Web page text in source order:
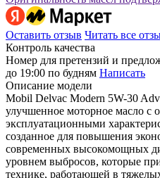
Оставить отзыв Читать все
Контроль качества
Номер для претензий и
до 19:00 по будням Написать
Описание модели
Mobil Delvac Modern 5W-30
улучшенное моторное масло с
эксплуатационными
созданное для повышения
современных высокомощных
уровнем выбросов, которые
технике, работающей в